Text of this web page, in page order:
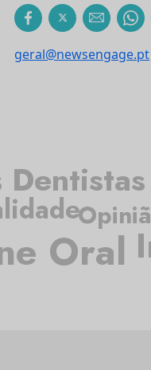
geral@newsengage.pt
Oral